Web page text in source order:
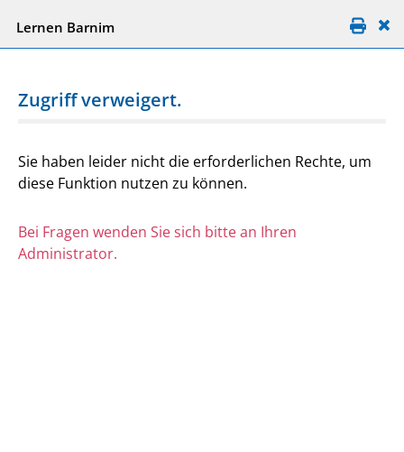
Lernen Barnim
Zugriff verweigert.
Sie haben leider nicht die erforderlichen Rechte, um
diese Funktion nutzen zu können.
Bei Fragen wenden Sie sich bitte an Ihren
Administrator.